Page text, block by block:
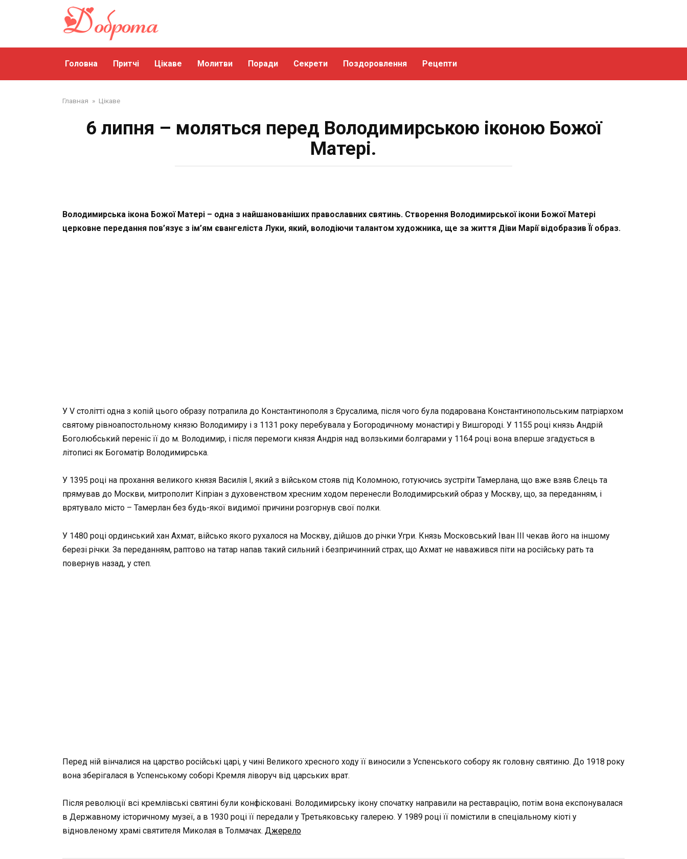
Головна Притчі Цікаве Молитви Поради Секрети Поздоровлення Рецепти
Главная » Цікаве
6 липня – моляться перед Володимирською іконою Божої
Матері.
Володимирська ікона Божої Матері – одна з найшанованіших православних святинь. Створення Володимирської ікони Божої Матері
церковне передання пов’язує з ім’ям євангеліста Луки, який, володіючи талантом художника, ще за життя Діви Марії відобразив Її образ.
У V столітті одна з копій цього образу потрапила до Константинополя з Єрусалима, після чого була подарована Константинопольським патріархом
святому рівноапостольному князю Володимиру і з 1131 року перебувала у Богородичному монастирі у Вишгороді. У 1155 році князь Андрій
Боголюбський переніс її до м. Володимир, і після перемоги князя Андрія над волзькими болгарами у 1164 році вона вперше згадується в
літописі як Богоматір Володимирська.
У 1395 році на прохання великого князя Василія I, який з військом стояв під Коломною, готуючись зустріти Тамерлана, що вже взяв Єлець та
прямував до Москви, митрополит Кіпріан з духовенством хресним ходом перенесли Володимирський образ у Москву, що, за переданням, і
врятувало місто – Тамерлан без будь-якої видимої причини розгорнув свої полки.
У 1480 році ординський хан Ахмат, військо якого рухалося на Москву, дійшов до річки Угри. Князь Московський Іван III чекав його на іншому
березі річки. За переданням, раптово на татар напав такий сильний і безпричинний страх, що Ахмат не наважився піти на російську рать та
повернув назад, у степ.
Перед ній вінчалися на царство російські царі, у чині Великого хресного ходу її виносили з Успенського собору як головну святиню. До 1918 року
вона зберігалася в Успенському соборі Кремля ліворуч від царських врат.
Після революції всі кремлівські святині були конфісковані. Володимирську ікону спочатку направили на реставрацію, потім вона експонувалася
в Державному історичному музеї, а в 1930 році її передали у Третьяковську галерею. У 1989 році її помістили в спеціальному кіоті у
відновленому храмі святителя Миколая в Толмачах. Джерело